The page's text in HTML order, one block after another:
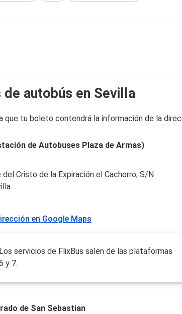
de autobús en Sevilla
que tu boleto contendrá la información de la
de Autobuses Plaza de Armas)
del Cristo de la Expiración el Cachorro, S/N
en Google Maps
Los servicios de FlixBus salen de las plataformas
y 7.
de San Sebastian